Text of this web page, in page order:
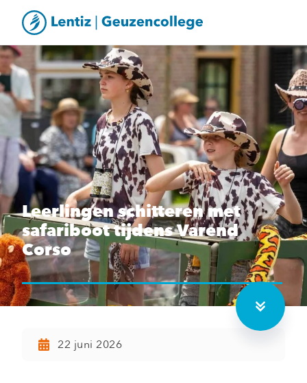
Leerlingen schitteren met
safariboot tijdens Varend
Corso
22 juni 2026